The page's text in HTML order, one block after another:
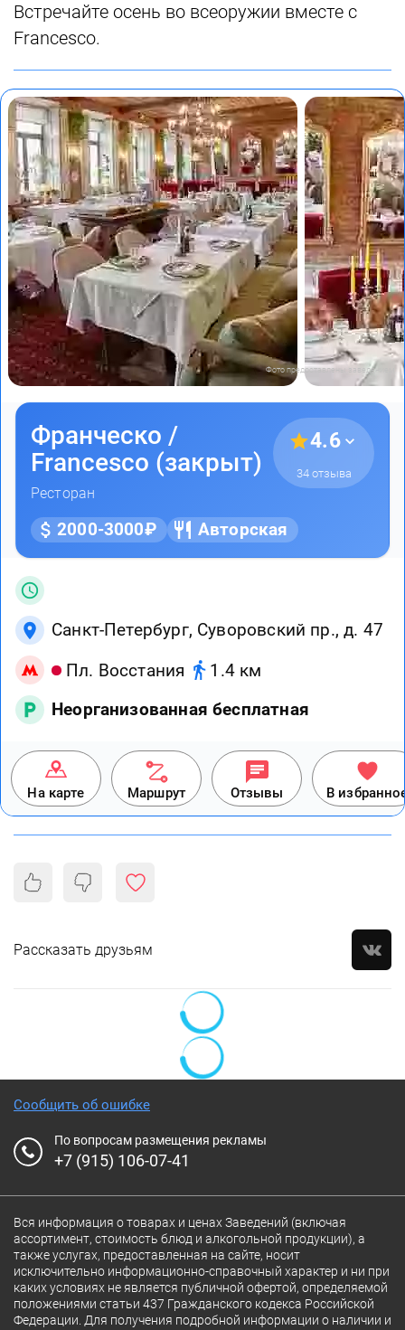
Встречайте осень во всеоружии вместе с
Francesco.
Фото предоставлены заведением
Франческо /
Francesco (закрыт)
Ресторан
4.6
34 отзыва
2000-3000₽ Авторская
Санкт-Петербург, Суворовский пр., д. 47
Пл. Восстания
1.4 км
Неорганизованная бесплатная
На карте Маршрут Отзывы В
Рассказать друзьям
Сообщить об ошибке
По вопросам размещения рекламы
+7 (915) 106-07-41
Вся информация о товарах и ценах Заведений (включая
ассортимент, стоимость блюд и алкогольной продукции), а
также услугах, предоставленная на сайте, носит
исключительно информационно-справочный характер и ни при
каких условиях не является публичной офертой, определяемой
положениями статьи 437 Гражданского кодекса Российской
Федерации. Для получения подробной информации о наличии и